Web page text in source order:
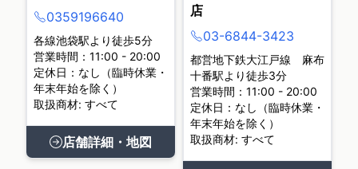
0359196640
各線池袋駅より徒歩5分
営業時間：11:00 - 20:00
定休日：なし（臨時休業・
年末年始を除く）
取扱商材: すべて
店舗詳細・地図
店
03-6844-3423
都営地下鉄大江戸線 麻布
十番駅より徒歩3分
営業時間：11:00 - 20:00
定休日：なし（臨時休業・
年末年始を除く）
取扱商材: すべて